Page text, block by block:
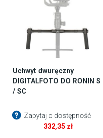
Uchwyt dwuręczny
DIGITALFOTO DO RONIN S
/ SC
Zapytaj o dostępność
332,35 zł